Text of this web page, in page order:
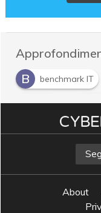
B
benchmark IT
C CIO O
About